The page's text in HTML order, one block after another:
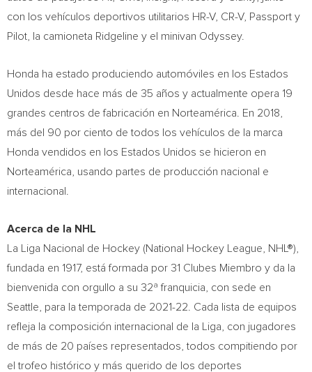
con los vehículos deportivos utilitarios HR-V, CR-V, Passport y
Pilot, la camioneta Ridgeline y el minivan Odyssey.
Honda ha estado produciendo automóviles en los Estados
Unidos desde hace más de 35 años y actualmente opera 19
grandes centros de fabricación en Norteamérica. En 2018,
más del 90 por ciento de todos los vehículos de la marca
Honda vendidos en los Estados Unidos se hicieron en
Norteamérica, usando partes de producción nacional e
internacional.
Acerca de la NHL
La
Liga Nacional de Hockey (National Hockey League, NHL®),
fundada en 1917, está formada por 31 Clubes Miembro y da la
bienvenida con orgullo a su 32ª franquicia, con sede en
Seattle , para la temporada de 2021-22. Cada lista de equipos
refleja la composición internacional de la Liga, con jugadores
de más de 20 países representados, todos compitiendo por
el trofeo histórico y más querido de los deportes